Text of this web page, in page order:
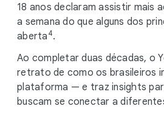
18 anos declaram assistir mais
a semana do que alguns dos
aberta 4.
Ao completar duas décadas, o
retrato de como os brasileiros
plataforma — e traz insights
buscam se conectar a